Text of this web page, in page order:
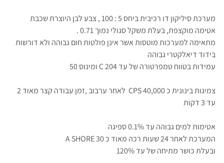
מערכת סיליקון דו רכיבית ביחס 5 : 100 , צבע לבן היוצרת שכבת
אטימה מוקצפת, בעלת משקל סגולי נמוך 0.71 .
מתאימה למערכות מוטסות אשר אינן פולטות חום גבוהה ולא דורשות
בידוד דיאלקטרי גבוהה
עמידות בטווח טמפרטורה של עד 204 C ומינוס 50
עד 3 דקות
אטימות למים גבוהה עד 0.1% ספיגה
המערכת לאחר 24 שעות רכה מאוד כ 30 A SHORE
ובעלת כושר מתיחה של עד 120%